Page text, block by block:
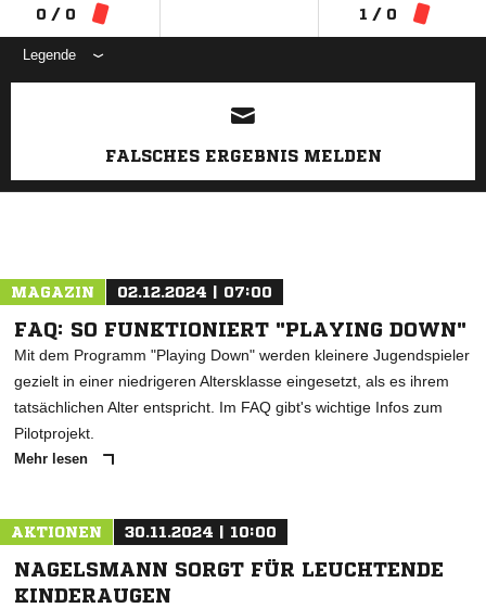
0 / 0 1 / 0
Legende
ANZEIGE
FALSCHES ERGEBNIS MELDEN
MAGAZIN 02.12.2024 | 07:00
FAQ: SO FUNKTIONIERT "PLAYING DOWN"
Mit dem Programm "Playing Down" werden kleinere Jugendspieler
gezielt in einer niedrigeren Altersklasse eingesetzt, als es ihrem
tatsächlichen Alter entspricht. Im FAQ gibt's wichtige Infos zum
Pilotprojekt.
Mehr lesen
AKTIONEN 30.11.2024 | 10:00
NAGELSMANN SORGT FÜR LEUCHTENDE
KINDERAUGEN